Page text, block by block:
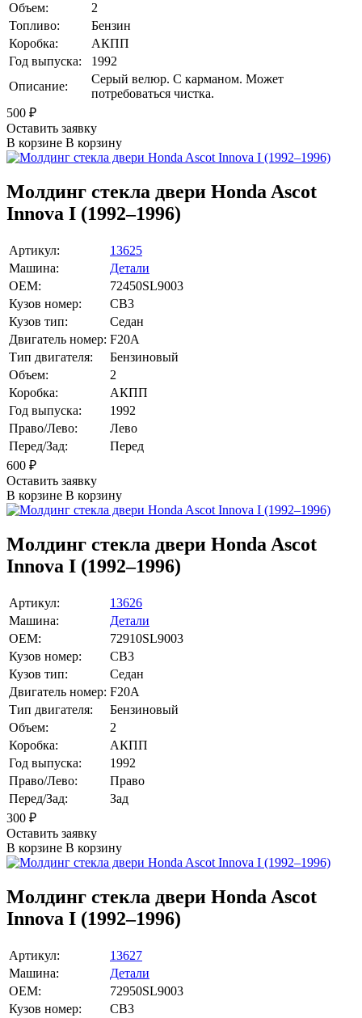
Объем:
2
Топливо:
Бензин
Коробка:
АКПП
Год выпуска:
1992
Описание:
Серый велюр. С карманом. Может
потребоваться чистка.
500 ₽
Оставить заявку
В корзине В корзину
Молдинг стекла двери Honda Ascot
Innova I (1992–1996)
Артикул:
13625
Машина:
Детали
OEM:
72450SL9003
Кузов номер:
CB3
Кузов тип:
Седан
Двигатель номер: F20A
Тип двигателя:
Бензиновый
Объем:
2
Коробка:
АКПП
Год выпуска:
1992
Право/Лево:
Лево
Перед/Зад:
Перед
600 ₽
Оставить заявку
В корзине В корзину
Молдинг стекла двери Honda Ascot
Innova I (1992–1996)
Артикул:
13626
Машина:
Детали
OEM:
72910SL9003
Кузов номер:
CB3
Кузов тип:
Седан
Двигатель номер: F20A
Тип двигателя:
Бензиновый
Объем:
2
Коробка:
АКПП
Год выпуска:
1992
Право/Лево:
Право
Перед/Зад:
Зад
300 ₽
Оставить заявку
В корзине В корзину
Молдинг стекла двери Honda Ascot
Innova I (1992–1996)
Артикул:
13627
Машина:
Детали
OEM:
72950SL9003
Кузов номер:
CB3